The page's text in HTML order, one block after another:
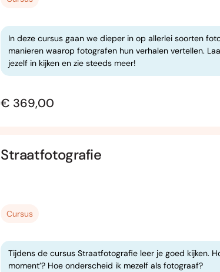
In deze cursus gaan we dieper in op allerlei soorten
manieren waarop fotografen hun verhalen vertellen.
jezelf in kijken en zie steeds meer!
€ 369,00
Straatfotografie
Cursus
Tijdens de cursus Straatfotografie leer je goed kijken.
moment’? Hoe onderscheid ik mezelf als fotograaf?